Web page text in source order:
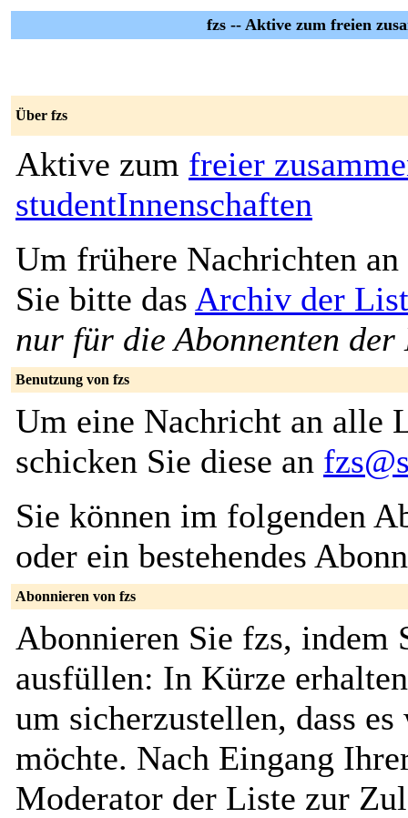
fzs -- Aktive zum freien
Über fzs
Aktive zum freier
studentInnenschaften
Um frühere Nachrichten an
Sie bitte das Archiv der
nur für die Abonnenten
Benutzung von fzs
Um eine Nachricht an alle
schicken Sie diese an
Sie können im folgenden
oder ein bestehendes
Abonnieren von fzs
Abonnieren Sie fzs, indem
ausfüllen: In Kürze
um sicherzustellen, dass
möchte. Nach Eingang
Moderator der Liste zur